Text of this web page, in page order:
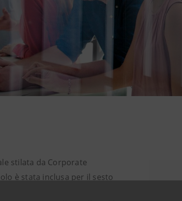
stilata da Corporate
è stata inclusa per il sesto